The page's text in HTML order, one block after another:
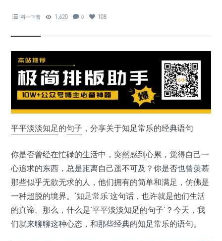
科一下普 1,620 0 108
平平淡淡知足的句子 ，分享关于知足常乐的经典语句
你是否曾经在忙碌的生活中，突然感到心累，觉得自己一
心追求的东西，总是距离自己遥不可及？你是否也曾羡慕
那些似乎无欲无求的人，他们拥有的简单和满足，仿佛是
一种超脱的境界。‘知足常乐’这句话，也许就是他们生活
的真谛。那么，什么是‘平平淡淡知足的句子’？今天，我
们就来聊聊这种心态，和那些经典的知足常乐的语句。